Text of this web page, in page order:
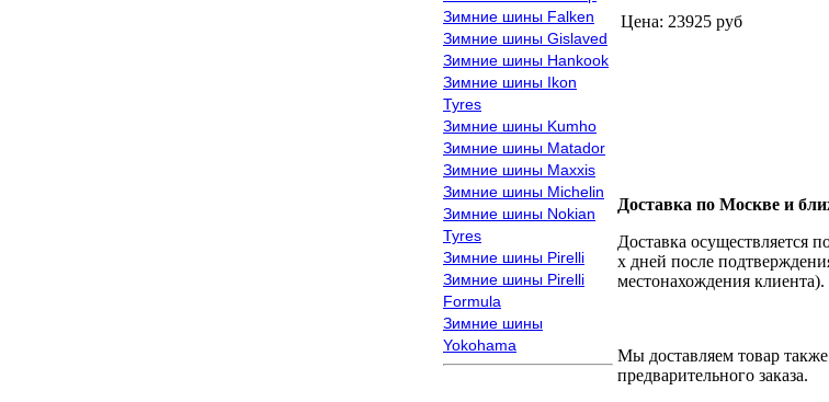
Зимние шины Falken
Зимние шины Gislaved
Зимние шины Hankook
Зимние шины Ikon
Tyres
Зимние шины Kumho
Зимние шины Matador
Зимние шины Maxxis
Зимние шины Michelin
Зимние шины Nokian
Tyres
Зимние шины Pirelli
Зимние шины Pirelli
Formula
Зимние шины
Yokohama
Цена: 23925 руб
Доставка по Москве и
Доставка осуществляется
х дней после
местонахождения клиента).
Мы доставляем товар
предварительного заказа.